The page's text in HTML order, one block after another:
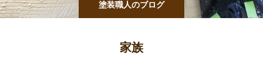
塗装職人のブログ
家族